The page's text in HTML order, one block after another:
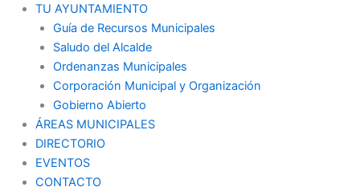
TU AYUNTAMIENTO
Guía de Recursos Municipales
Saludo del Alcalde
Ordenanzas Municipales
Corporación Municipal y Organización
Gobierno Abierto
ÁREAS MUNICIPALES
DIRECTORIO
EVENTOS
CONTACTO